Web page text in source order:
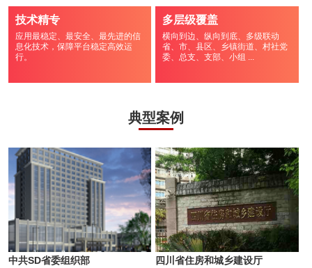
技术精专
应用最稳定、最安全、最先进的信
息化技术，保障平台稳定高效运
行。
多层级覆盖
横向到边、纵向到底、多级联动
省、市、县区、乡镇街道、村社党
委、总支、支部、小组 ...
典型案例
中共SD省委组织部 四川省住房和城乡建设厅